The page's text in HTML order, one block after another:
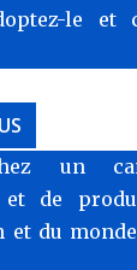
le et
un
et de
et du